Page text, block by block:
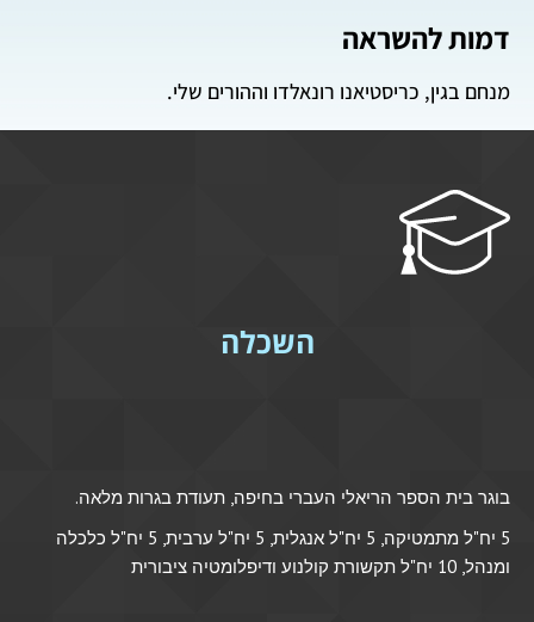
דמות להשראה
מנחם בגין, כריסטיאנו רונאלדו וההורים שלי.
השכלה
בוגר בית הספר הריאלי העברי בחיפה, תעודת בגרות מלאה.
5 יח"ל מתמטיקה, 5 יח"ל אנגלית, 5 יח"ל ערבית, 5 יח"ל כלכלה
ומנהל, 10 יח"ל תקשורת קולנוע ודיפלומטיה ציבורית